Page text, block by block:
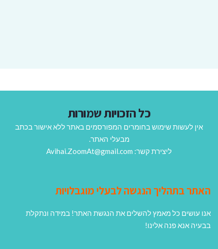
כל הזכויות שמורות
אין לעשות שימוש בחומרים המפורסמים באתר ללא אישור בכתב
מבעלי האתר.
ליצירת קשר: Avihai.ZoomAt@gmail.com
האתר בתהליך הנגשה לבעלי מוגבלויות
אנו עושים כל מאמץ להשלים את הנגשת האתר! במידה ונתקלת
בבעיה אנא פנה אלינו!